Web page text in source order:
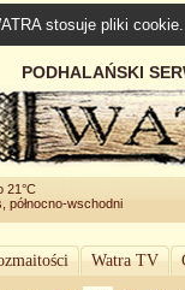
stosuje pliki
PODHALAŃSKI
21°C
północno-wschodni
Watra TV